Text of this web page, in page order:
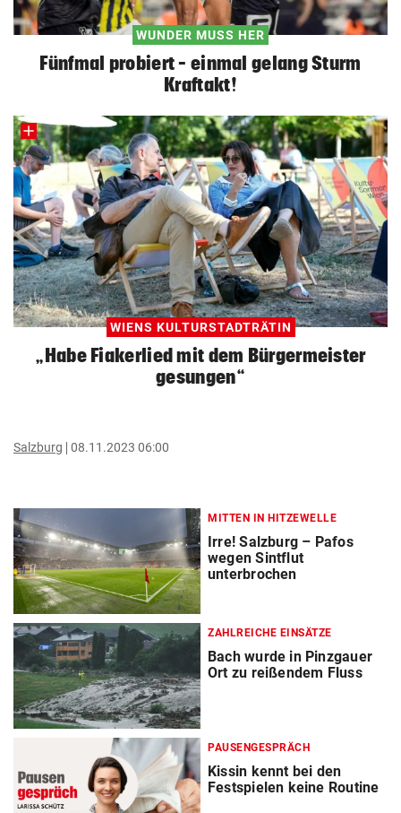
WUNDER MUSS HER
Fünfmal probiert – einmal gelang Sturm
Kraftakt!
WIENS KULTURSTADTRÄTIN
„Habe Fiakerlied mit dem Bürgermeister
gesungen“
Salzburg 08.11.2023 06:00
MITTEN IN HITZEWELLE
Irre! Salzburg – Pafos
wegen Sintflut
unterbrochen
ZAHLREICHE EINSÄTZE
Bach wurde in Pinzgauer
Ort zu reißendem Fluss
PAUSENGESPRÄCH
Kissin kennt bei den
Festspielen keine Routine